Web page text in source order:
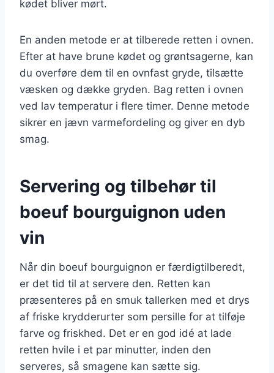
kødet bliver mørt.
En anden metode er at tilberede retten i ovnen.
Efter at have brune kødet og grøntsagerne, kan
du overføre dem til en ovnfast gryde, tilsætte
væsken og dække gryden. Bag retten i ovnen
ved lav temperatur i flere timer. Denne metode
sikrer en jævn varmefordeling og giver en dyb
smag.
Servering og tilbehør til
boeuf bourguignon uden
vin
Når din boeuf bourguignon er færdigtilberedt,
er det tid til at servere den. Retten kan
præsenteres på en smuk tallerken med et drys
af friske krydderurter som persille for at tilføje
farve og friskhed. Det er en god idé at lade
retten hvile i et par minutter, inden den
serveres, så smagene kan sætte sig.